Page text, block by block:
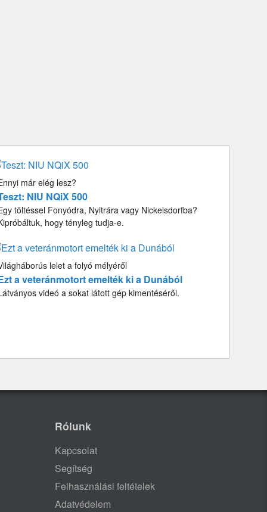
már elég lesz?
NIU NQiX 500
töltéssel Fonyódra, Nyitrára vagy Nickelsdorfba?
hogy tényleg tudja-e.
lelet a folyó mélyéről
a veteránmotort emelték ki a Dunából
videó a sokat látott gép kimentéséről.
Rólunk
Kapcsolat
Segítség
Felhasználási feltételek
Adatvédelem